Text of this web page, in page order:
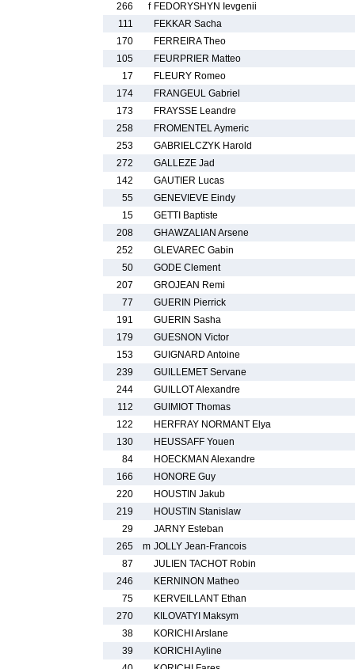
266
f FEDORYSHYN Ievgenii
111
FEKKAR Sacha
170
FERREIRA Theo
105
FEURPRIER Matteo
17
FLEURY Romeo
174
FRANGEUL Gabriel
173
FRAYSSE Leandre
258
FROMENTEL Aymeric
253
GABRIELCZYK Harold
272
GALLEZE Jad
142
GAUTIER Lucas
55
GENEVIEVE Eindy
15
GETTI Baptiste
208
GHAWZALIAN Arsene
252
GLEVAREC Gabin
50
GODE Clement
207
GROJEAN Remi
77
GUERIN Pierrick
191
GUERIN Sasha
179
GUESNON Victor
153
GUIGNARD Antoine
239
GUILLEMET Servane
244
GUILLOT Alexandre
112
GUIMIOT Thomas
122
HERFRAY NORMANT Elya
130
HEUSSAFF Youen
84
HOECKMAN Alexandre
166
HONORE Guy
220
HOUSTIN Jakub
219
HOUSTIN Stanislaw
29
JARNY Esteban
265
m JOLLY Jean-Francois
87
JULIEN TACHOT Robin
246
KERNINON Matheo
75
KERVEILLANT Ethan
270
KILOVATYI Maksym
38
KORICHI Arslane
39
KORICHI Ayline